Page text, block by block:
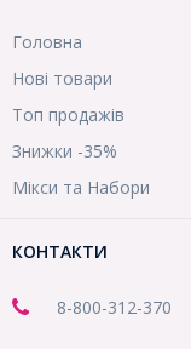
Головна
Нові товари
Топ продажів
Знижки -35%
Мікси та Набори
КОНТАКТИ
8-800-312-370